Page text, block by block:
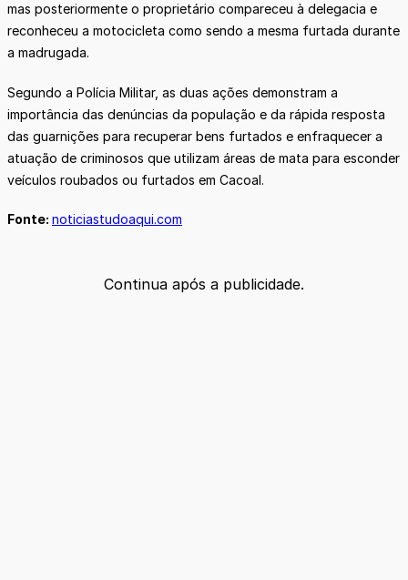
mas posteriormente o proprietário compareceu à delegacia e
reconheceu a motocicleta como sendo a mesma furtada durante
a madrugada.
Segundo a Polícia Militar, as duas ações demonstram a
importância das denúncias da população e da rápida resposta
das guarnições para recuperar bens furtados e enfraquecer a
atuação de criminosos que utilizam áreas de mata para esconder
veículos roubados ou furtados em Cacoal.
Fonte: noticiastudoaqui.com
Continua após a publicidade.